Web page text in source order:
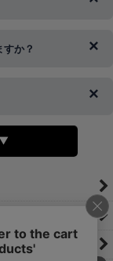
連絡やキャンセル
ない場合は変更、
済・おねだり決
か？
す。
欄に下記の記載をお
▼